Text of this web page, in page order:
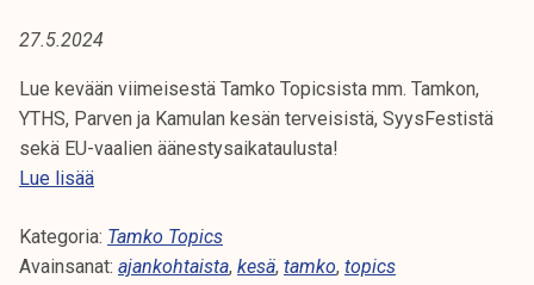
a
u
n
t
a
27.5.2024
Lue kevään viimeisestä Tamko Topicsista mm. Tamkon,
YTHS, Parven ja Kamulan kesän terveisistä, SyysFestistä
sekä EU-vaalien äänestysaikataulusta!
Lue lisääT
m
k
Kategoria: Tamko Topics
Avainsanat: ajankohtaista, kesä, tamko, topics